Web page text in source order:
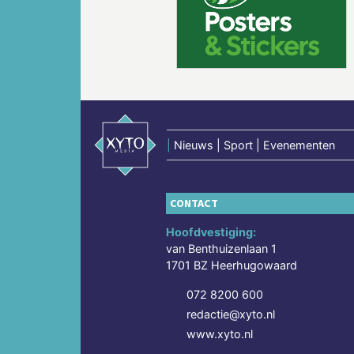
Nieuws | Sport | Evenementen
CONTACT
Hoofdvestiging:
van Benthuizenlaan 1
1701 BZ Heerhugowaard
072 8200 600
redactie@xyto.nl
www.xyto.nl